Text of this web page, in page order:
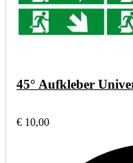
45° Aufkleber
€ 10,00